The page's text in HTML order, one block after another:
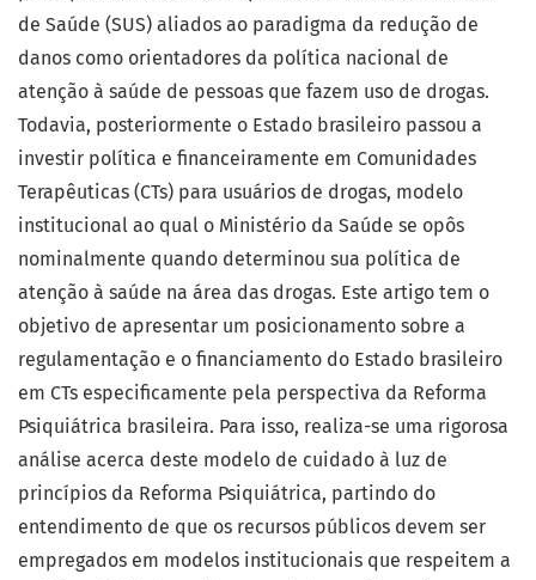
de Saúde (SUS) aliados ao paradigma da redução de
danos como orientadores da política nacional de
atenção à saúde de pessoas que fazem uso de drogas.
Todavia, posteriormente o Estado brasileiro passou a
investir política e financeiramente em Comunidades
Terapêuticas (CTs) para usuários de drogas, modelo
institucional ao qual o Ministério da Saúde se opôs
nominalmente quando determinou sua política de
atenção à saúde na área das drogas. Este artigo tem o
objetivo de apresentar um posicionamento sobre a
regulamentação e o financiamento do Estado brasileiro
em CTs especificamente pela perspectiva da Reforma
Psiquiátrica brasileira. Para isso, realiza-se uma rigorosa
análise acerca deste modelo de cuidado à luz de
princípios da Reforma Psiquiátrica, partindo do
entendimento de que os recursos públicos devem ser
empregados em modelos institucionais que respeitem a